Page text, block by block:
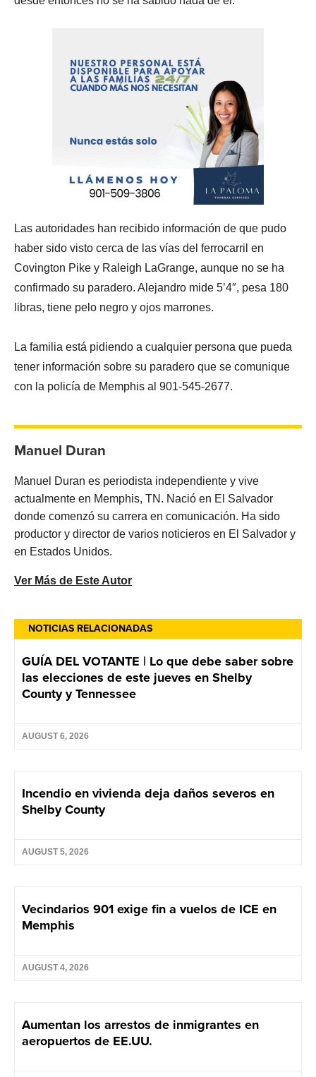
NOTICIAS RELACIONADAS
GUÍA DEL VOTANTE | Lo que debe saber sobre
las elecciones de este jueves en Shelby
County y Tennessee
AUGUST 6, 2026
Incendio en vivienda deja daños severos en
Shelby County
AUGUST 5, 2026
Vecindarios 901 exige fin a vuelos de ICE en
Memphis
AUGUST 4, 2026
Aumentan los arrestos de inmigrantes en
aeropuertos de EE.UU.
Las autoridades han recibido información de que pudo
haber sido visto cerca de las vías del ferrocarril en
Covington Pike y Raleigh LaGrange, aunque no se ha
confirmado su paradero. Alejandro mide 5’4″, pesa 180
libras, tiene pelo negro y ojos marrones.
La familia está pidiendo a cualquier persona que pueda
tener información sobre su paradero que se comunique
con la policía de Memphis al 901-545-2677.
Manuel Duran
Manuel Duran es periodista independiente y vive
actualmente en Memphis, TN. Nació en El Salvador
donde comenzó su carrera en comunicación. Ha sido
productor y director de varios noticieros en El Salvador y
en Estados Unidos.
Ver Más de Este Autor